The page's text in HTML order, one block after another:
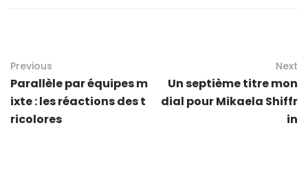
Previous
Parallèle par équipes m
ixte : les réactions des t
ricolores
Next
Un septième titre mon
dial pour Mikaela Shiffr
in